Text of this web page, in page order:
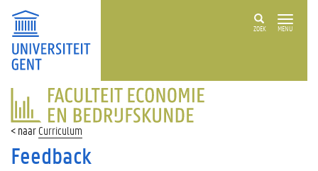
ZOEK MENU
FACULTEIT
ECONOMIE
EN
BEDRIJFSKUNDE
Curriculum
Feedback